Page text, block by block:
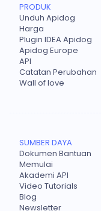
PRODUK
Unduh Apidog
Harga
Plugin IDEA Apidog
Apidog Europe
API
Catatan Perubahan
Wall of love
SUMBER DAYA
Dokumen Bantuan
Memulai
Akademi API
Video Tutorials
Blog
Newsletter